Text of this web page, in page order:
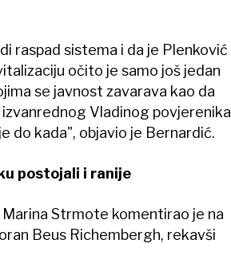
raspad sistema i da je Plenković
očito je samo još jedan
se javnost zavarava kao da
Vladinog povjerenika
do kada", objavio je Bernardić.
postojali i ranije
Strmote komentirao je na
Beus Richembergh, rekavši